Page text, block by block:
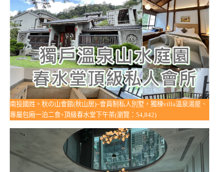
南投國姓。秋の山會館(秋山居)~會員制私人別墅，獨棟villa溫泉湯屋、
專屬包廂一泊二食+頂級春水堂下午茶(瀏覽：54,842)